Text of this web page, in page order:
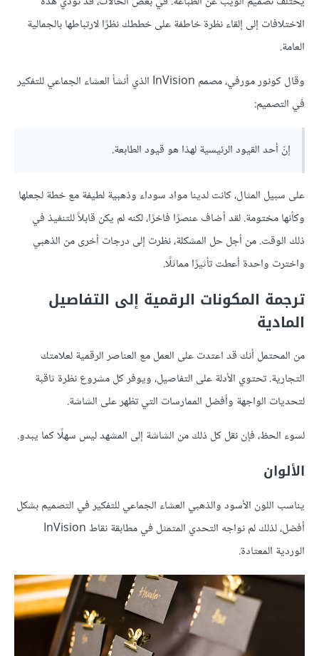
الاختلافات إلى إلقاء نظرة خاطفة على خططك نظرًا لارتباطها بالجمالية
العامة.
وقال كونور مورفي، مصمم InVision الذي أنشأ العشاء الجماعي للتفكير
في التصميم:
إنّ أحد القيود الرئيسية لهذا هو قيود الطابعة.
على سبيل المثال، كانت لدينا مواد سوداء وذهبية لطيفة مع خطة لجعلها
وكأنها مختومة. لقد أضاف عنصرًا فاخرًا، لكنه لم يكن قابلاً للتنفيذ في
ذلك الوقت. من أجل حل المشكلة، نظرت إلى درجات أخرى من الذهبي
واخترت واحدة أعطت تأثيرًا مماثلًا.
ترجمة المكونات الرقمية إلى التفاصيل
المادية
من المحتمل أنك قد اعتدت على العمل مع العناصر الرقمية لعلامتك
التجارية. تحتوي الأدلة على التفاصيل، ويوفر كل مشروع نظرة ثاقبة
لتحديات الواجهة وأفضل الممارسات التي تظهر على الشاشة.
لسوء الحظ، فإن نقل كل ذلك من الشاشة إلى المشهد ليس سهلًا كما يبدو.
الألوان
يناسب اللون الأسود والذهبي العشاء الجماعي للتفكير في التصميم بشكل
أفضل، لذلك لم نواجه التحدي المتمثل في مطابقة نقاط InVision
الوردية المعتادة.